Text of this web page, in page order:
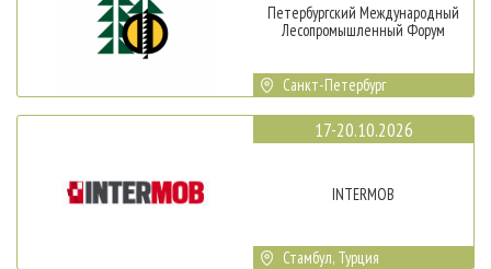
Петербургский Международный
Лесопромышленный Форум
Санкт-Петербург
17-20.10.2026
INTERMOB
Стамбул, Турция